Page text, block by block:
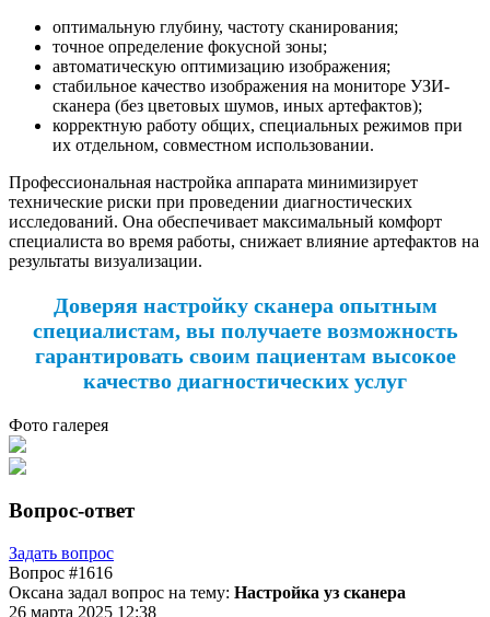
оптимальную глубину, частоту сканирования;
точное определение фокусной зоны;
автоматическую оптимизацию изображения;
стабильное качество изображения на мониторе УЗИ-
сканера (без цветовых шумов, иных артефактов);
корректную работу общих, специальных режимов при
их отдельном, совместном использовании.
Профессиональная настройка аппарата минимизирует
технические риски при проведении диагностических
исследований. Она обеспечивает максимальный комфорт
специалиста во время работы, снижает влияние артефактов на
результаты визуализации.
Доверяя настройку сканера опытным
специалистам, вы получаете возможность
гарантировать своим пациентам высокое
качество диагностических услуг
Фото галерея
Вопрос-ответ
Задать вопрос
Вопрос #1616
Оксана задал вопрос на тему: Настройка уз сканера
26 марта 2025 12:38